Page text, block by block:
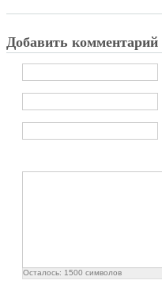
Добавить комментарий
Осталось: 1500 символов